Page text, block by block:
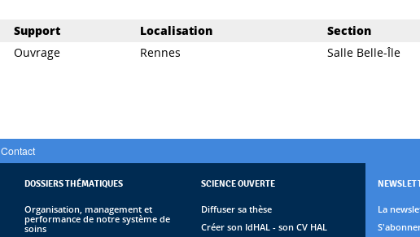
Support Localisation Section
Ouvrage Rennes Salle Belle-Île
Contact
DOSSIERS THÉMATIQUES
Organisation, management et
performance de notre système de
soins
SCIENCE OUVERTE
Diffuser sa thèse
Créer son IdHAL - son CV HAL
La